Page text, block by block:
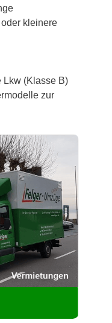
kleinere
Lkw (Klasse B)
zur